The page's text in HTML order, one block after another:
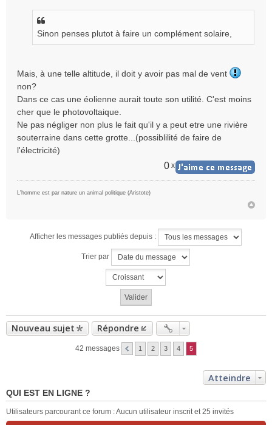
o
n
l
u
Sinon penses plutot à faire un complément solaire,
Mais, à une telle altitude, il doit y avoir pas mal de vent
non?
Dans ce cas une éolienne aurait toute son utilité. C'est moins
cher que le photovoltaique.
Ne pas négliger non plus le fait qu'il y a peut etre une rivière
souterraine dans cette grotte...(possiblilité de faire de
l'électricité)
0 x
L'homme est par nature un animal politique (Aristote)
Afficher les messages publiés depuis :
Trier par
Nouveau sujet Répondre
42 messages 1 2 3 4 5
Atteindre
QUI EST EN LIGNE ?
Utilisateurs parcourant ce forum : Aucun utilisateur inscrit et 25 invités